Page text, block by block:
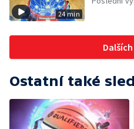
24 min
Ostatní také